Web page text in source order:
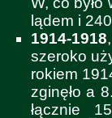
lądem i
1914-1918
szeroko
rokiem
zginęło a
łącznie